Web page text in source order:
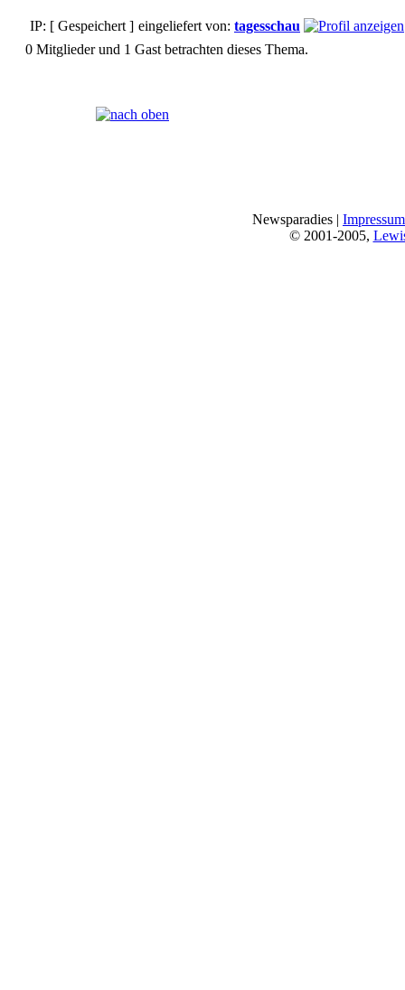
IP: [ Gespeichert ] eingeliefert von: tagesschau
0 Mitglieder und 1 Gast betrachten dieses Thema.
Newsparadies | Impressum
© 2001-2005,